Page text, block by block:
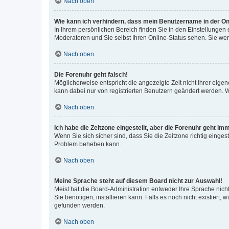
Wie kann ich verhindern, dass mein Benutzername in der
In Ihrem persönlichen Bereich finden Sie in den
Moderatoren und Sie selbst Ihren Online-Status sehen. Sie
Nach oben
Die Forenuhr geht falsch!
Möglicherweise entspricht die angezeigte Zeit nicht Ihrer
kann dabei nur von registrierten Benutzern geändert werden.
Nach oben
Ich habe die Zeitzone eingestellt, aber die Forenuhr geht
Wenn Sie sich sicher sind, dass Sie die Zeitzone richtig
Problem beheben kann.
Nach oben
Meine Sprache steht auf diesem Board nicht zur Auswahl!
Meist hat die Board-Administration entweder Ihre Sprache
Sie benötigen, installieren kann. Falls es noch nicht existiert,
gefunden werden.
Nach oben